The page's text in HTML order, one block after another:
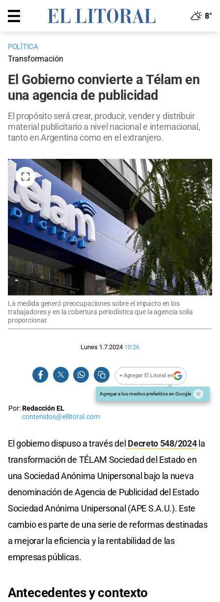
8°
POLÍTICA
Transformación
El Gobierno convierte a Télam en
una agencia de publicidad
El propósito será crear, producir, vender y distribuir
material publicitario a nivel nacional e internacional,
tanto en Argentina como en el extranjero.
La medida generó preocupaciones sobre el impacto en los
trabajadores y en la cobertura periodística que la agencia solía
proporcionar.
Lunes 1.7.2024 10:26
+ Agregar El Litoral en
Agregar a tus medios preferidos en Google
Por:Redacción EL
contenidos@ellitoral.com
El gobierno dispuso a través del Decreto 548/2024la
transformación de TÉLAM Sociedad del Estado en
una Sociedad Anónima Unipersonal bajo la nueva
denominación de Agencia de Publicidad del Estado
Sociedad Anónima Unipersonal (APE S.A.U.). Este
cambio es parte de una serie de reformas destinadas
a mejorar la eficiencia y la rentabilidad de las
empresas públicas.
Antecedentes y contexto